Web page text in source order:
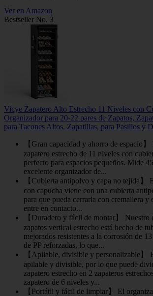
Ver en Amazon
Bestseller No. 3
Vicye Zapatero Alto Estrecho 11 Niveles con
Organizador para 20-22 pares de Zapatos,
para Tacones Altos, Zapatillas, para Pasillos y
【Gran capacidad y ahorro de espacio】
zapatero estrecho de 11 niveles con
perfecto para espacios pequeños. Mide
excelente organizador de...
【Cubierta antipolvo y capa no tejida】
con capucha viene con una cubierta
para que pueda cerrarla con cremallera y
entre en contacto...
【Duradero y fácil de montar】 Nuestro
zapatos vertical estrecho está hecho de
mejorados resistentes a la corrosión de
de PP reforzadas, lo que...
【Apilable, divisible y personalizable】
apilable y divisible, por lo que puede
zapatero estrecho en 2 zapateros
zapatero de 6 niveles y...
【Portátil y fácil de limpiar】 El